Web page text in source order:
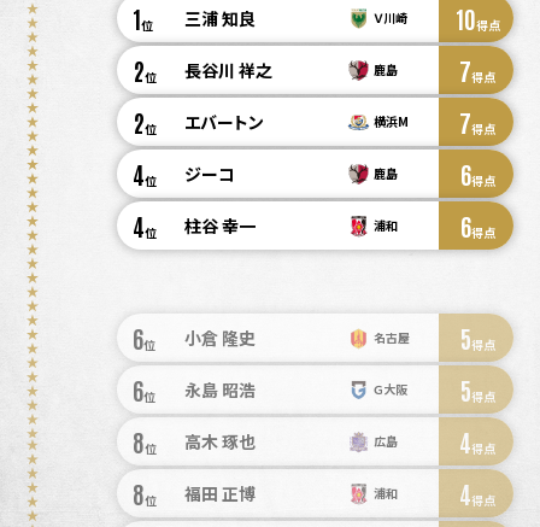
1位 三浦 知良 Ｖ川崎 10得点
2位 長谷川 祥之 鹿島 7得点
2位 エバートン 横浜M 7得点
4位 ジーコ 鹿島 6得点
4位 柱谷 幸一 浦和 6得点
6位 小倉 隆史 名古屋 5得点
6位 永島 昭浩 Ｇ大阪 5得点
8位 高木 琢也 広島 4得点
8位 福田 正博 浦和 4得点